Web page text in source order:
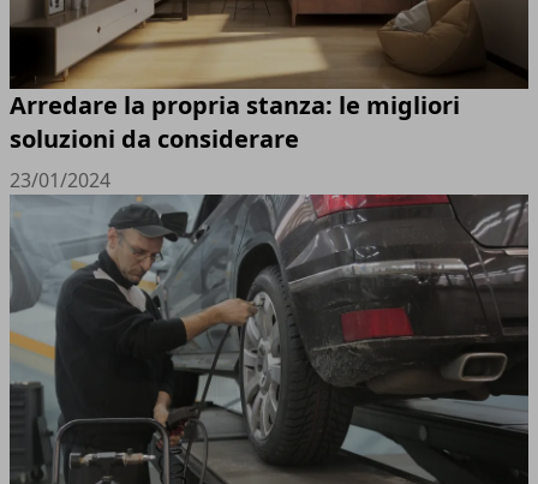
Arredare la propria stanza: le migliori
soluzioni da considerare
23/01/2024